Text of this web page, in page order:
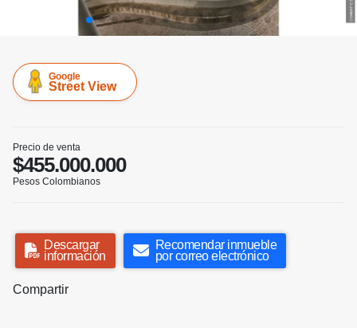
Google
Street View
Precio de venta
$455.000.000
Pesos Colombianos
Descargar
información
Recomendar inmueble
por correo electrónico
Compartir